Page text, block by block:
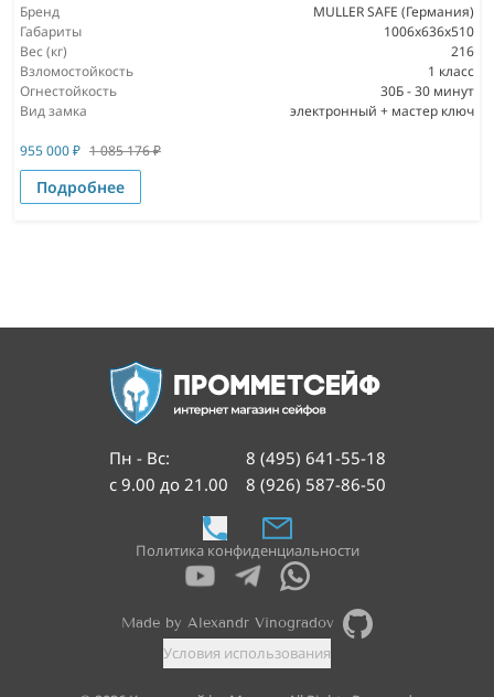
Бренд
MULLER SAFE (Германия)
Габариты
1006x636x510
Вес (кг)
216
Взломостойкость
1 класс
Огнестойкость
30Б - 30 минут
Вид замка
электронный + мастер ключ
955 000₽ 1 085 176₽
Подробнее
Пн - Вс:
с 9.00 до 21.00
8 (495) 641-55-18
8 (926) 587-86-50
Политика конфиденциальности
Условия использования
Made by Alexandr Vinogradov